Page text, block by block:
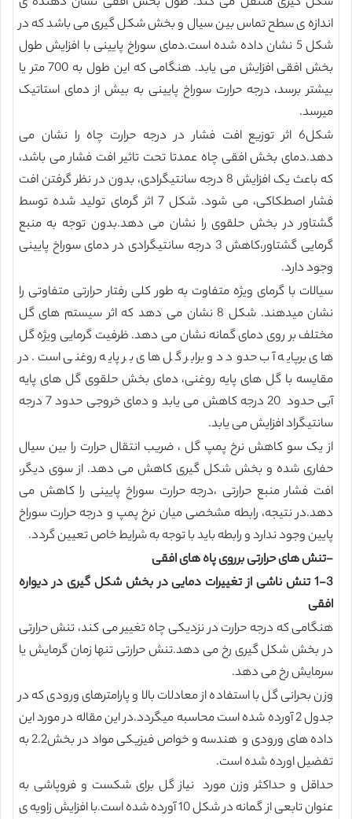
اندازه ی سطح تماس بین سیال و بخش شکل گیری می باشد که در
شکل 5 نشان داده شده است.دمای سوراخ پایینی با افزایش طول
بخش افقی افزایش می یابد. هنگامی که این طول به 700 متر یا
بیشتر برسد، درجه حرارت سوراخ پایینی به بیش از دمای استاتیک
میرسد.
شکل6 اثر توزیع افت فشار در درجه حرارت چاه را نشان می
دهد.دمای بخش افقی چاه عمدتا تحت تاثیر افت فشار می باشد،
که باعث یک افزایش 8 درجه سانتیگرادی، بدون در نظر گرفتن افت
فشار اصطکاکی، می شود. شکل 7 اثر گرمای تولید شده توسط
گشتاور در بخش حلقوی را نشان می دهد.بدون توجه به منبع
گرمایی گشتاور،کاهش 3 درجه سانتیگرادی در دمای سوراخ پایینی
وجود دارد.
سیالات با گرمای ویژه متفاوت به طور کلی رفتار حرارتی متفاوتی را
نشان میدهند. شکل 8 نشان می دهد که اثر سیستم های گل
مختلف بر روی دمای گمانه نشان می دهد. ظرفیت گرمایی ویژه گل
های برپایه آب حدود دو برابر گل های بر پایه روغنی است. در
مقایسه با گل های پایه روغنی، دمای بخش حلقوی گل های پایه
آبی حدود 20 درجه کاهش می یابد و دمای خروجی حدود 7 درجه
سانتیگراد افزایش می یابد.
از یک سو کاهش نرخ پمپ گل ، ضریب انتقال حرارت را بین سیال
حفاری شده و بخش شکل گیری کاهش می دهد. از سوی دیگر،
افت فشار منبع حرارتی ،درجه حرارت سوراخ پایینی را کاهش می
دهد.در نتیجه، رابطه مشخصی میان نرخ پمپ و درجه حرارت سوراخ
پایین وجود ندارد و رابطه باید با توجه به شرایط خاص تعیین گردد.
-تنش های حرارتی برروی پاه های افقی
1-3 تنش ناشی از تغییرات دمایی در بخش شکل گیری در دیواره
افقی
هنگامی که درجه حرارت در نزدیکی چاه تغییر می کند، تنش حرارتی
در بخش شکل گیری رخ می دهد.تنش حرارتی تنها زمان گرمایش یا
سرمایش رخ می دهد.
وزن بحرانی گل با استفاده از معادلات بالا و پارامترهای ورودی که در
جدول 2 آورده شده است محاسبه میگردد.در این مقاله در مورد این
داده های ورودی و هندسه و خواص فیزیکی مواد در بخش2.2 به
تفضیل اورده شده است.
حداقل و حداکثر وزن مورد نیاز گل برای شکست و فروپاشی به
عنوان تابعی از گمانه در شکل 10 آورده شده است.با افزایش زاویه ی